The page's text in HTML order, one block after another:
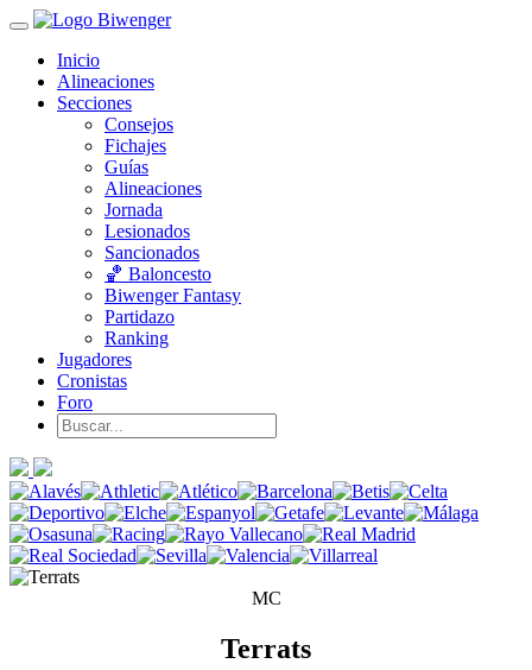
Inicio
Alineaciones
Secciones
Consejos
Fichajes
Guías
Alineaciones
Jornada
Lesionados
Sancionados
🏀 Baloncesto
Biwenger Fantasy
Partidazo
Ranking
Jugadores
Cronistas
Foro
MC
Terrats